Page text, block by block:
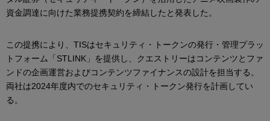
資金調達に向けた業務提携契約を締結したと発表した。
この提携により、TISはセキュリティ・トークンの発行・管理プラッ
トフォーム「STLINK」を提供し、クエストリーはコンテンツとファ
ンドの企画運営およびコンテンツファイナンスの設計を担当する。
両社は2024年度内でのセキュリティ・トークン発行を計画してい
る。